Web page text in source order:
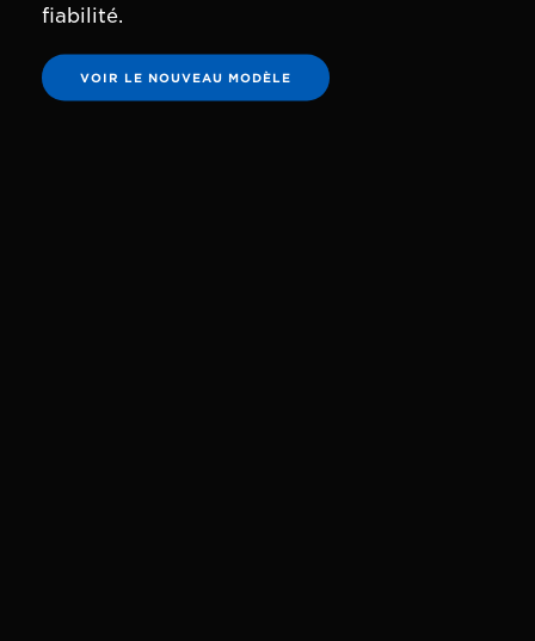
fiabilité.
VOIR LE NOUVEAU MODÈLE